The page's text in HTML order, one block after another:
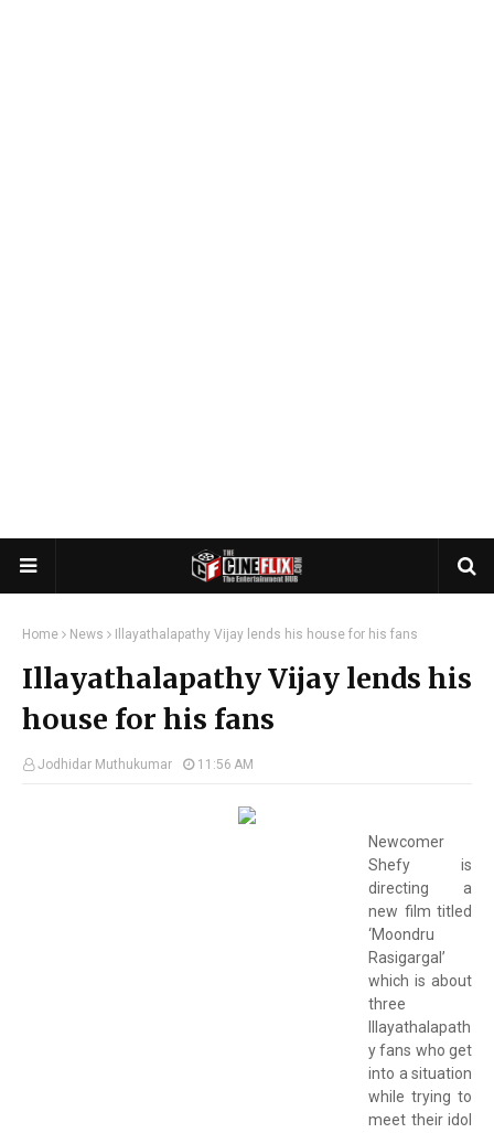
Home News Illayathalapathy Vijay lends his house for his fans
Illayathalapathy Vijay lends his
house for his fans
Jodhidar Muthukumar 11:56 AM
Newcomer
Shefy is
directing a
new film titled
‘Moondru
Rasigargal’
which is about
three
Illayathalapath
y fans who get
into a situation
while trying to
meet their idol